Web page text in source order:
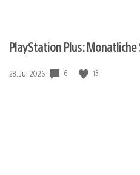
PlayStation Plus:
Veröffentlichungsdatum:
28. Jul 2026 6 13